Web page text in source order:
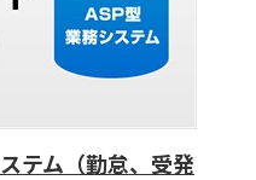
テム（勤怠、受発